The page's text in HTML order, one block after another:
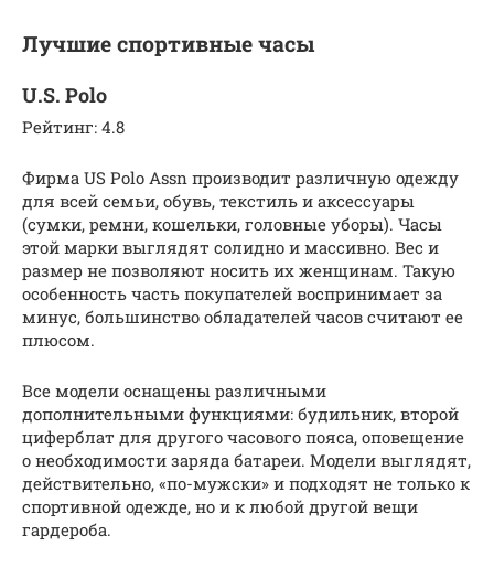
Лучшие спортивные часы
U.S. Polo
Рейтинг: 4.8
Фирма US Polo Assn производит различную одежду
для всей семьи, обувь, текстиль и аксессуары
(сумки, ремни, кошельки, головные уборы). Часы
этой марки выглядят солидно и массивно. Вес и
размер не позволяют носить их женщинам. Такую
особенность часть покупателей воспринимает за
минус, большинство обладателей часов считают ее
плюсом.
Все модели оснащены различными
дополнительными функциями: будильник, второй
циферблат для другого часового пояса, оповещение
о необходимости заряда батареи. Модели выглядят,
действительно, «по-мужски» и подходят не только к
спортивной одежде, но и к любой другой вещи
гардероба.